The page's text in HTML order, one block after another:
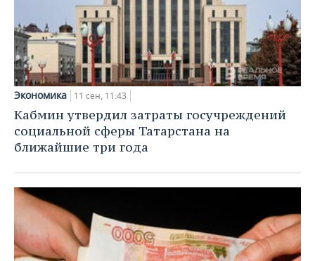
Экономика 11 сен, 11:43
Кабмин утвердил затраты госучреждений
социальной сферы Татарстана на
ближайшие три года